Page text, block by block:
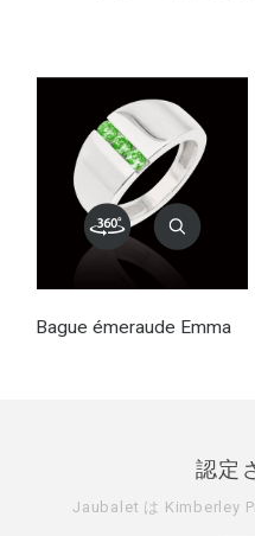
Bague émeraude Emma
認定
Jaubalet は Kimberley